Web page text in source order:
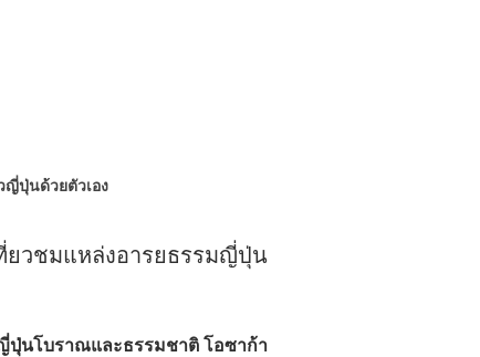
ญี่ปุ่นด้วยตัวเอง
ที่ยวชมแหล่งอารยธรรมญี่ปุ่น
ญี่ปุ่นโบราณและธรรมชาติ โอซาก้า